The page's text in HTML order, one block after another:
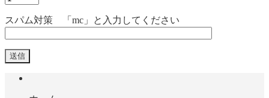
スパム対策 「mc」と入力してください